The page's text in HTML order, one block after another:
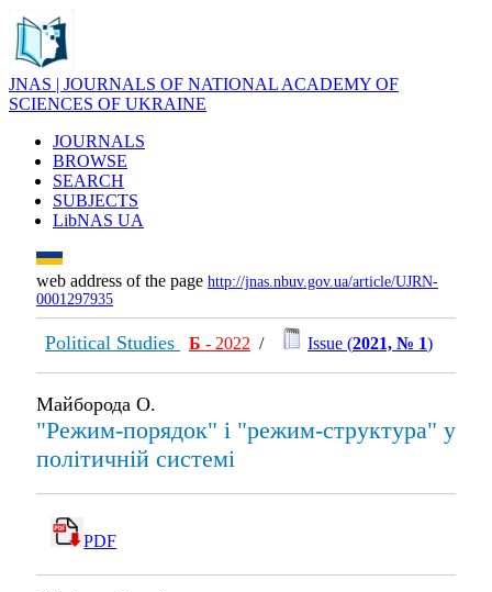
JNAS | JOURNALS OF NATIONAL ACADEMY OF
SCIENCES OF UKRAINE
JOURNALS
BROWSE
SEARCH
SUBJECTS
LibNAS UA
web address of the page http://jnas.nbuv.gov.ua/article/UJRN-
0001297935
Political Studies Б - 2022 / Issue (2021, № 1)
Майборода О.
"Режим-порядок" і "режим-структура" у
політичній системі
PDF